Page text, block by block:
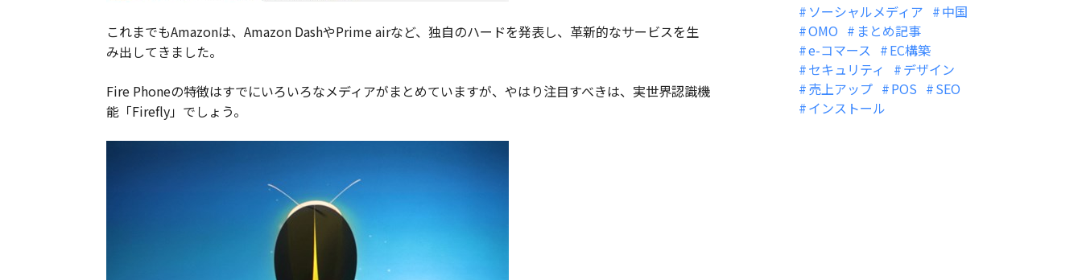
これまでもAmazonは、Amazon DashやPrime airなど、独自のハードを発表し、革新的なサービスを生
み出してきました。
Fire Phoneの特徴はすでにいろいろなメディアがまとめていますが、やはり注目すべきは、実世界認識機
能「Firefly」でしょう。
ソーシャルメディア
中国
OMO
まとめ記事
e-コマース
EC構築
セキュリティ
デザイン
売上アップ
POS
SEO
インストール